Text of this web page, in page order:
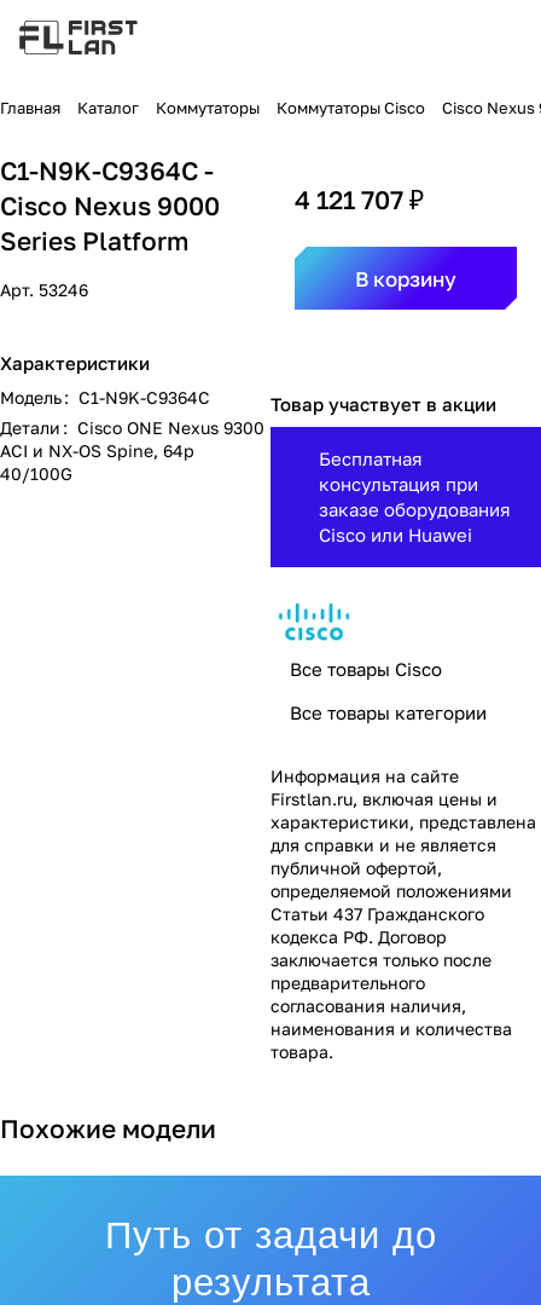
Главная Каталог Коммутаторы Коммутаторы Cisco Cisco Nexus
C1-N9K-C9364C -
Cisco Nexus 9000
Series Platform
Арт. 53246
Характеристики
Модель: C1-N9K-C9364C
Детали: Cisco ONE Nexus 9300
ACI и NX-OS Spine, 64p
40/100G
4 121 707 ₽
В корзину
Товар участвует в акции
Бесплатная
консультация при
заказе оборудования
Cisco или Huawei
Все товары Cisco
Все товары категории
Информация на сайте
Firstlan.ru, включая цены и
характеристики, представлена
для справки и не является
публичной офертой,
определяемой положениями
Статьи 437 Гражданского
кодекса РФ. Договор
заключается только после
предварительного
согласования наличия,
наименования и количества
товара.
Похожие модели
Путь от задачи до
результата